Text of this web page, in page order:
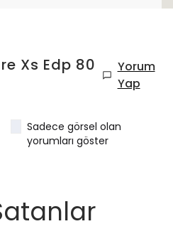
Xs Edp 80
Yorum
Yap
Sadece görsel olan
yorumları göster